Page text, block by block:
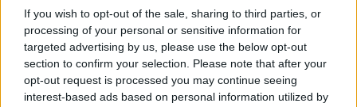
If you wish to opt-out of the sale, sharing to third parties, or
processing of your personal or sensitive information for
targeted advertising by us, please use the below opt-out
section to confirm your selection. Please note that after your
opt-out request is processed you may continue seeing
interest-based ads based on personal information utilized by
Avantaj competitiv în relația cu
banca.